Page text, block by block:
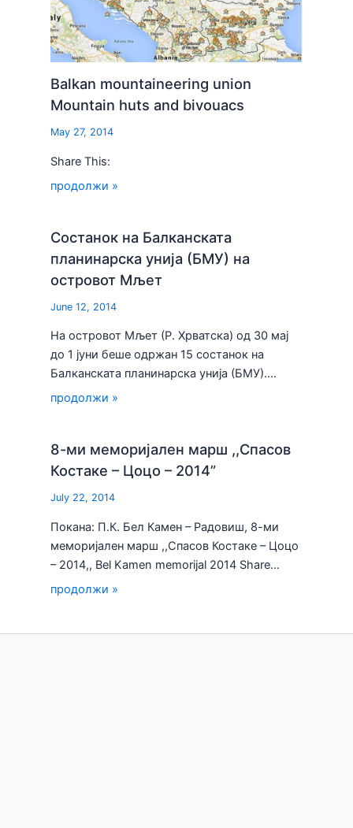
Balkan mountaineering union
Mountain huts and bivouacs
May 27, 2014
Share This:
продолжи »
Состанок на Балканската
планинарска унија (БМУ) на
островот Мљет
June 12, 2014
На островот Мљет (Р. Хрватска) од 30 мај
до 1 јуни беше одржан 15 состанок на
Балканската планинарска унија (БМУ).…
продолжи »
8-ми меморијален марш ,,Спасов
Костаке – Цоцо – 2014”
July 22, 2014
Покана: П.К. Бел Камен – Радовиш, 8-ми
меморијален марш ,,Спасов Костаке – Цоцо
– 2014,, Bel Kamen memorijal 2014 Share…
продолжи »